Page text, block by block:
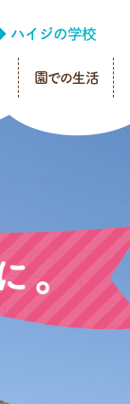
園での生活